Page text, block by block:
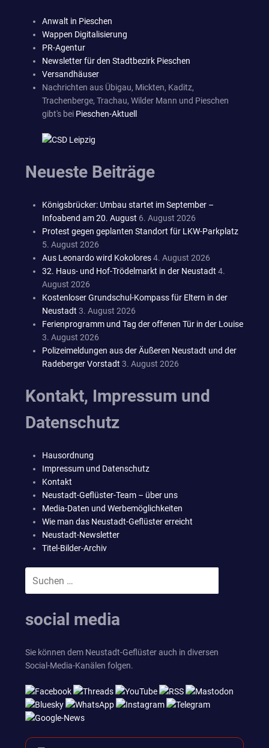
Anwalt in Pieschen
Wappen Digitalisierung
PR-Agentur
Newsletter für den Stadtbezirk Pieschen
Versandhäuser
Nachrichten aus Übigau, Mickten, Kaditz,
Trachenberge, Trachau, Wilder Mann und Pieschen
gibt's bei Pieschen-Aktuell
Neueste Beiträge
Königsbrücker: Umbau startet im September –
Infoabend am 20. August 6. August 2026
Protest gegen geplanten Standort für LKW-Parkplatz
5. August 2026
Aus Leonardo wird Kokolores4. August 2026
32. Haus- und Hof-Trödelmarkt in der Neustadt 4.
August 2026
Kostenloser Grundschul-Kompass für Eltern in der
Neustadt 3. August 2026
Ferienprogramm und Tag der offenen Tür in der Louise
3. August 2026
Polizeimeldungen aus der Äußeren Neustadt und der
Radeberger Vorstadt 3. August 2026
Kontakt, Impressum und
Datenschutz
Hausordnung
Impressum und Datenschutz
Kontakt
Neustadt-Geflüster-Team – über uns
Media-Daten und Werbemöglichkeiten
Wie man das Neustadt-Geflüster erreicht
Neustadt-Newsletter
Titel-Bilder-Archiv
nach:
social media
Sie können dem Neustadt-Geflüster auch in diversen
Social-Media-Kanälen folgen.